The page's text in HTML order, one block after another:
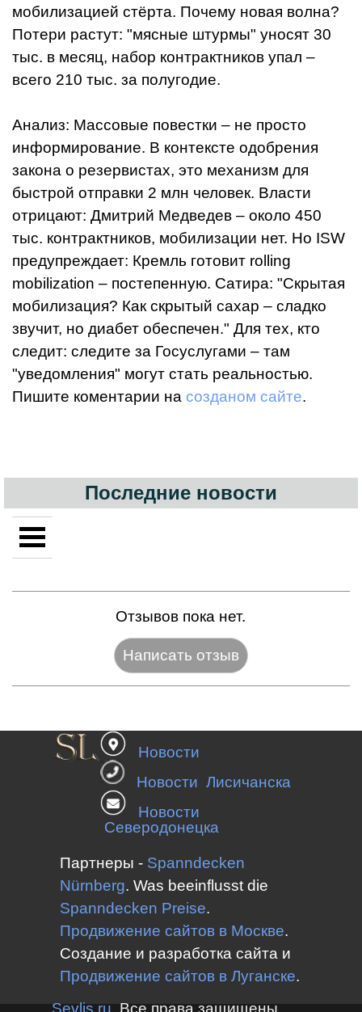
мобилизацией стёрта. Почему новая волна?
Потери растут: "мясные штурмы" уносят 30
тыс. в месяц, набор контрактников упал –
всего 210 тыс. за полугодие.
Анализ: Массовые повестки – не просто
информирование. В контексте одобрения
закона о резервистах, это механизм для
быстрой отправки 2 млн человек. Власти
отрицают: Дмитрий Медведев – около 450
тыс. контрактников, мобилизации нет. Но ISW
предупреждает: Кремль готовит rolling
mobilization – постепенную. Сатира: "Скрытая
мобилизация? Как скрытый сахар – сладко
звучит, но диабет обеспечен." Для тех, кто
следит: следите за Госуслугами – там
"уведомления" могут стать реальностью.
Пишите коментарии на созданом сайте.
Последние новости
Отзывов пока нет.
Оценка:*
Сообщение:*
Новости
Новости Лисичанска
Новости
Северодонецка
Sevlis.ru Все права защищены.
Партнеры - Spanndecken
Nürnberg. Was beeinflusst die
Spanndecken Preise.
Продвижение сайтов в Москве.
Создание и разработка сайта и
Продвижение сайтов в Луганске.